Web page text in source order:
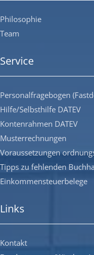
Philosophie
Team
Service
Personalfragebogen
Hilfe/Selbsthilfe DATEV
Kontenrahmen DATEV
Musterrechnungen
Voraussetzungen
Tipps zu fehlenden
Einkommensteuerbelege
Links
Kontakt